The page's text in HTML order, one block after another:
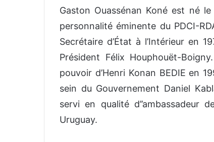
Gaston Ouassénan Koné est né
personnalité éminente du PDCI-
Secrétaire d’État à l’Intérieur en
Président Félix Houphouët-
pouvoir d’Henri Konan BEDIE en
sein du Gouvernement Daniel
servi en qualité
Uruguay.